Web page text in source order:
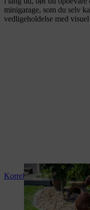
minigarage, som du selv
vedligeholdelse med
Korrekt vedligeholdelse af